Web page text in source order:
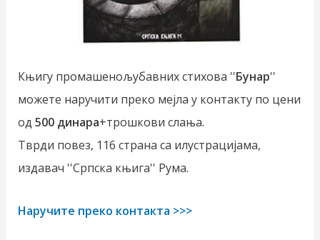
Књигу промашенољубавних стихова ''Бунар''
можете наручити преко мејла у контакту по цени
од 500 динара+трошкови слања.
Тврди повез, 116 страна са илустрацијама,
издавач ''Српска књига'' Рума.
Наручите преко контакта >>>